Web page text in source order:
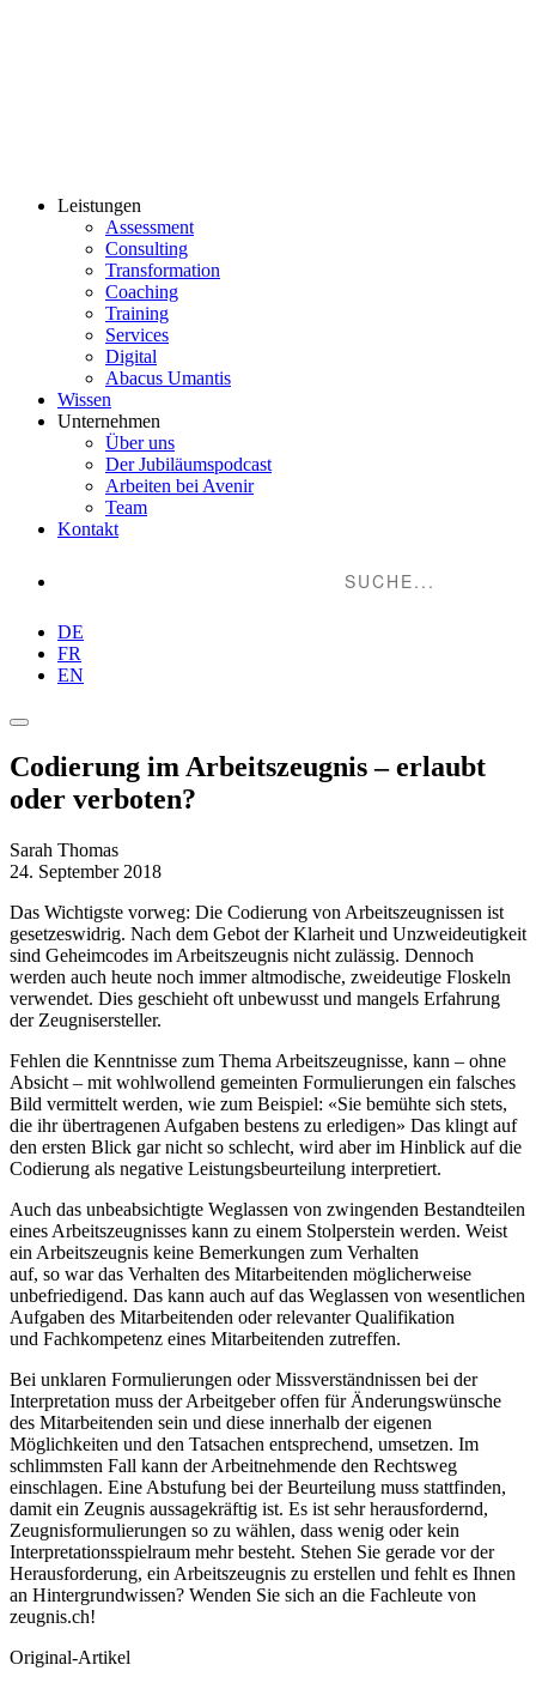
Leistungen
Assessment
Consulting
Transformation
Coaching
Training
Services
Digital
Abacus Umantis
Wissen
Unternehmen
Über uns
Der Jubiläumspodcast
Arbeiten bei Avenir
Team
Kontakt
DE
FR
EN
Codierung im Arbeitszeugnis – erlaubt
oder verboten?
Sarah Thomas
24. September 2018
Das Wichtigste vorweg: Die Codierung von Arbeitszeugnissen ist
gesetzeswidrig. Nach dem Gebot der Klarheit und Unzweideutigkeit
sind Geheimcodes im Arbeitszeugnis nicht zulässig. Dennoch
werden auch heute noch immer altmodische, zweideutige Floskeln
verwendet. Dies geschieht oft unbewusst und mangels Erfahrung
der Zeugnisersteller.
Fehlen die Kenntnisse zum Thema Arbeitszeugnisse, kann – ohne
Absicht – mit wohlwollend gemeinten Formulierungen ein falsches
Bild vermittelt werden, wie zum Beispiel: «Sie bemühte sich stets,
die ihr übertragenen Aufgaben bestens zu erledigen» Das klingt auf
den ersten Blick gar nicht so schlecht, wird aber im Hinblick auf die
Codierung als negative Leistungsbeurteilung interpretiert.
Auch das unbeabsichtigte Weglassen von zwingenden Bestandteilen
eines Arbeitszeugnisses kann zu einem Stolperstein werden. Weist
ein Arbeitszeugnis keine Bemerkungen zum Verhalten
auf, so war das Verhalten des Mitarbeitenden möglicherweise
unbefriedigend. Das kann auch auf das Weglassen von wesentlichen
Aufgaben des Mitarbeitenden oder relevanter Qualifikation
und Fachkompetenz eines Mitarbeitenden zutreffen.
Bei unklaren Formulierungen oder Missverständnissen bei der
Interpretation muss der Arbeitgeber offen für Änderungswünsche
des Mitarbeitenden sein und diese innerhalb der eigenen
Möglichkeiten und den Tatsachen entsprechend, umsetzen. Im
schlimmsten Fall kann der Arbeitnehmende den Rechtsweg
einschlagen. Eine Abstufung bei der Beurteilung muss stattfinden,
damit ein Zeugnis aussagekräftig ist. Es ist sehr herausfordernd,
Zeugnisformulierungen so zu wählen, dass wenig oder kein
Interpretationsspielraum mehr besteht. Stehen Sie gerade vor der
Herausforderung, ein Arbeitszeugnis zu erstellen und fehlt es Ihnen
an Hintergrundwissen? Wenden Sie sich an die Fachleute von
zeugnis.ch!
Original-Artikel